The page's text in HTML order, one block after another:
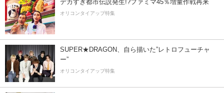
デカすぎ都市伝説発生!?ファミマ45％増量作戦再来
オリコンタイアップ特集
SUPER★DRAGON、自ら描いた”レトロフューチャ
ー”
オリコンタイアップ特集